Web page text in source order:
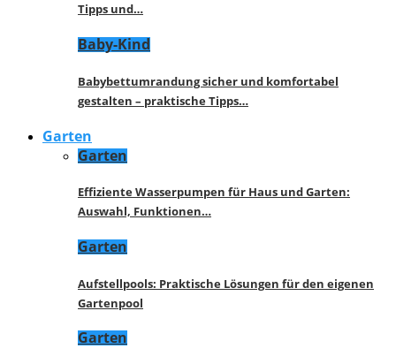
Tipps und…
Baby-Kind
Babybettumrandung sicher und komfortabel
gestalten – praktische Tipps…
Garten
Garten
Effiziente Wasserpumpen für Haus und Garten:
Auswahl, Funktionen…
Garten
Aufstellpools: Praktische Lösungen für den eigenen
Gartenpool
Garten